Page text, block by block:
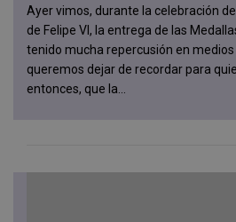
Ayer vimos, durante la celebración
de Felipe VI, la entrega de las
tenido mucha repercusión en medios
queremos dejar de recordar para
entonces, que la...